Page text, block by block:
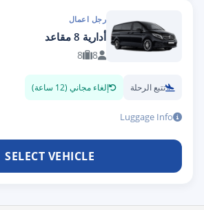
رجل اعمال
أدارية 8 مقاعد
8
8
تتبع الرحلة إلغاء مجاني (12 ساعة)
Luggage Info
SELECT VEHICLE